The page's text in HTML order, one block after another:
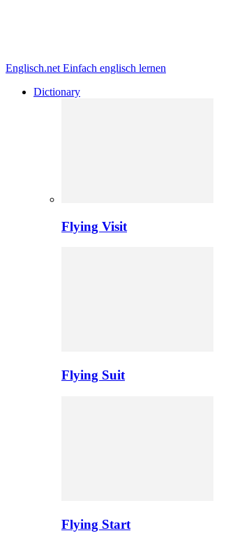
Englisch.net Einfach englisch lernen
Dictionary
Flying Visit
Flying Suit
Flying Start